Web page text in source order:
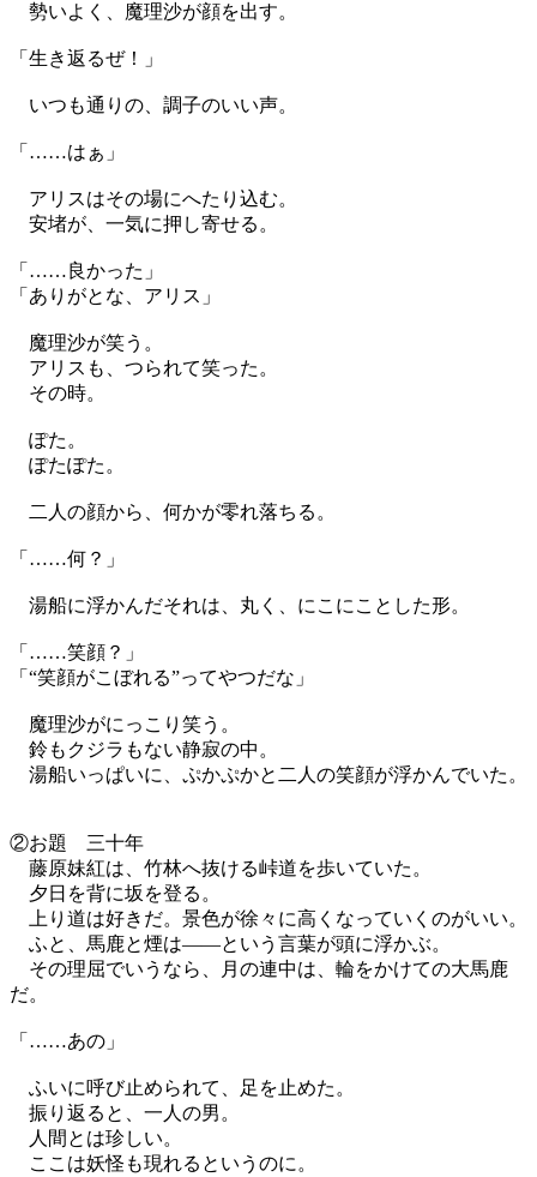
勢いよく、魔理沙が顔を出す。
「生き返るぜ！」
いつも通りの、調子のいい声。
「……はぁ」
アリスはその場にへたり込む。
安堵が、一気に押し寄せる。
「……良かった」
「ありがとな、アリス」
魔理沙が笑う。
アリスも、つられて笑った。
その時。
ぽた。
ぽたぽた。
二人の顔から、何かが零れ落ちる。
「……何？」
湯船に浮かんだそれは、丸く、にこにことした形。
「……笑顔？」
「“笑顔がこぼれる”ってやつだな」
魔理沙がにっこり笑う。
鈴もクジラもない静寂の中。
湯船いっぱいに、ぷかぷかと二人の笑顔が浮かんでいた。
②お題 三十年
藤原妹紅は、竹林へ抜ける峠道を歩いていた。
夕日を背に坂を登る。
上り道は好きだ。景色が徐々に高くなっていくのがいい。
ふと、馬鹿と煙は——という言葉が頭に浮かぶ。
その理屈でいうなら、月の連中は、輪をかけての大馬鹿
だ。
「……あの」
ふいに呼び止められて、足を止めた。
振り返ると、一人の男。
人間とは珍しい。
ここは妖怪も現れるというのに。